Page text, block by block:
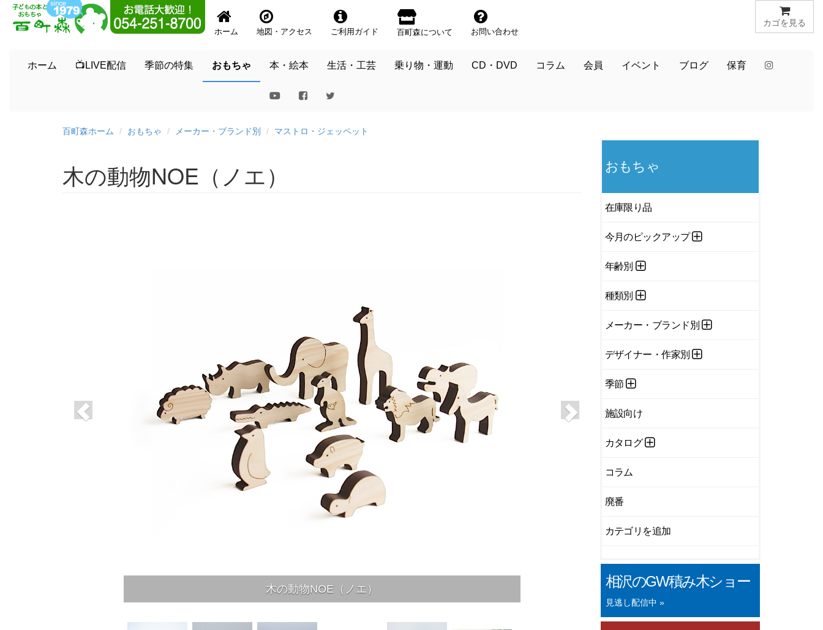
カゴを見る
ホーム 地図・アクセス ご利用ガイド 百町森について お問い合わせ
ホーム 📺LIVE配信 季節の特集 おもちゃ 本・絵本 生活・工芸 乗り物・運動 CD・DVD コラム 会員 イベント ブログ 保育
百町森ホーム おもちゃ メーカー・ブランド別 マストロ・ジェッペット
木の動物NOE（ノエ）
木の動物NOE（ノエ）
おもちゃ
在庫限り品
今月のピックアップ
年齢別
種類別
メーカー・ブランド別
デザイナー・作家別
季節
施設向け
カタログ
コラム
廃番
カテゴリを追加
相沢のGW積み木ショー
見逃し配信中 »